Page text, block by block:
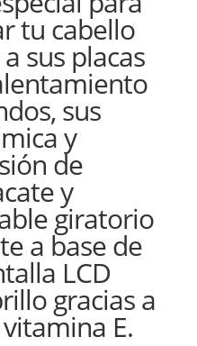
tu cabello
sus placas
sus
y
de
y
giratorio
a base de
LCD
gracias a
E.